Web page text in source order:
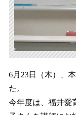
6月23日（木）、
た。
今年度は、福井愛